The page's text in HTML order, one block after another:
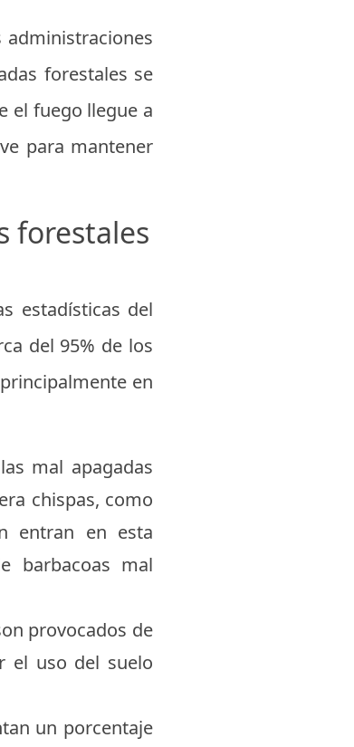
forestales se
el fuego llegue a
para mantener
forestales
estadísticas del
del 95% de los
en
mal apagadas
chispas, como
entran en esta
barbacoas mal
provocados de
el uso del suelo
un porcentaje